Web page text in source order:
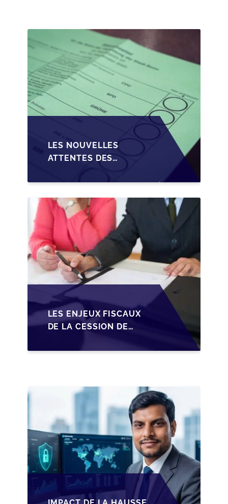
LES NOUVELLES
ATTENTES DES
TRANSMISSION DES
PME BELGES
LES ENJEUX FISCAUX
DE LA CESSION DE
LES DIRIGEANTS DE